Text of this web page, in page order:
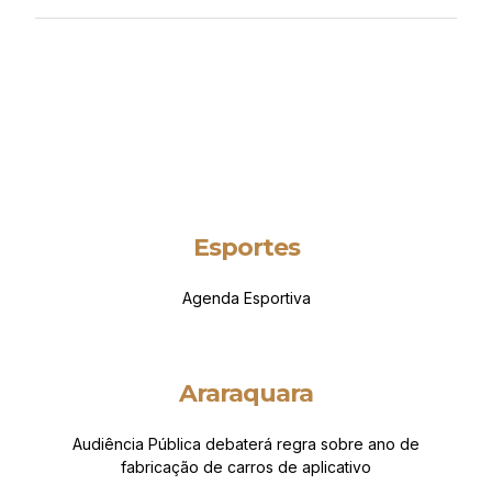
Esportes
Agenda Esportiva
Araraquara
Audiência Pública debaterá regra sobre ano de
fabricação de carros de aplicativo